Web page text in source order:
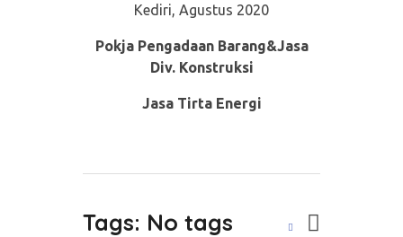
Kediri, Agustus 2020
Pokja Pengadaan Barang&Jasa
Div. Konstruksi
Jasa Tirta Energi
Tags: No tags